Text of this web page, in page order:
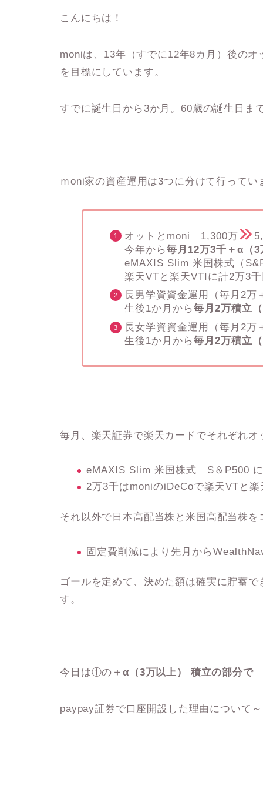
こんにちは！
moniは、13年（すでに12年8カ月）後の
を目標にしています。
すでに誕生日から3か月。60歳の誕生日ま
ｍoni家の資産運用は3つに分けて行ってい
オットとmoni 1,300万
今年から毎月12万3千＋α（
eMAXIS Slim 米国株式（
楽天VTと楽天VTIに計2万3
長男学資資金運用（毎月2万
生後1か月から毎月2万積立
長女学資資金運用（毎月2万
生後1か月から毎月2万積立
毎月、楽天証券で楽天カードでそれぞれオ
eMAXIS Slim 米国株式 S＆P500
2万3千はmoniのiDeCoで楽天VTと
それ以外で日本高配当株と米国高配当株
固定費削減により先月から
ゴールを定めて、決めた額は確実に貯蓄
す。
今日は①の ＋α（3万以上） 積立の部分で
paypay証券で口座開設した理由について～